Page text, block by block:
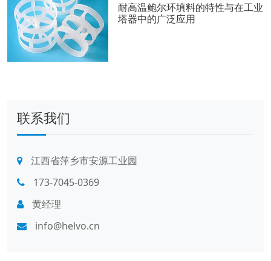
耐高温鲍尔环填料的特性与在工业
塔器中的广泛应用
联系我们
江西省萍乡市安源工业园
173-7045-0369
黄经理
info@helvo.cn